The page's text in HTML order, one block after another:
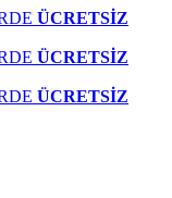
ÜCRETSİZ
ÜCRETSİZ
ÜCRETSİZ